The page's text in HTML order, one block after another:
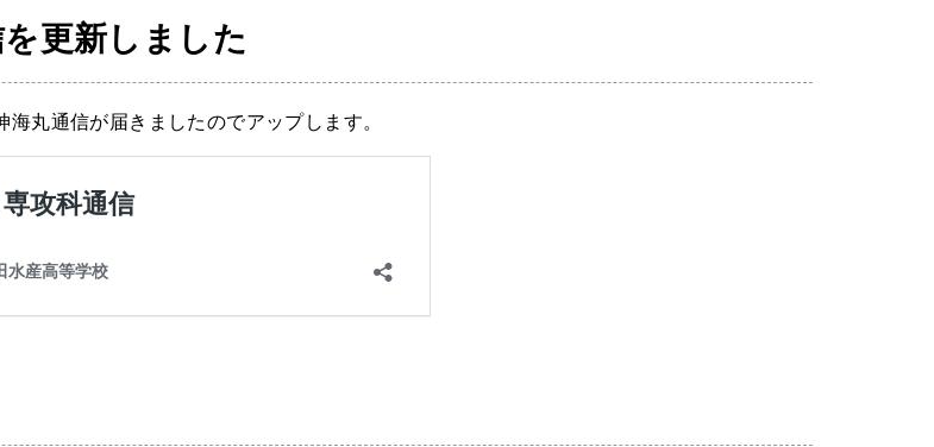
更新しました
海丸通信が届きましたのでアップします。